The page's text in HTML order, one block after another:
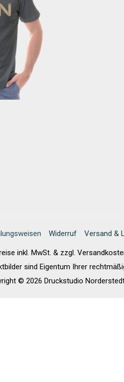
Widerruf Versand &
inkl. MwSt. & zzgl.
sind Eigentum Ihrer
© 2026 Druckstudio